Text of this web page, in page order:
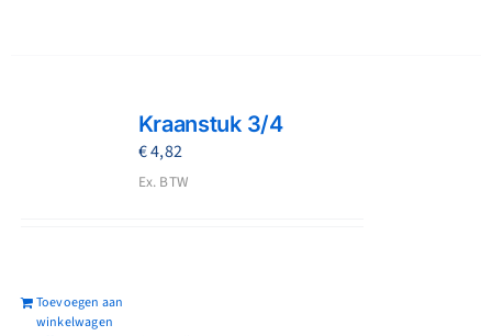
Kraanstuk 3/4
€4,82
Ex. BTW
Toevoegen aan
winkelwagen